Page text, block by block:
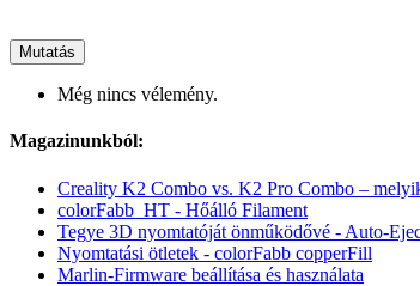
Mutatás
Még nincs vélemény.
Magazinunkból:
Creality K2 Combo vs. K2 Pro Combo –
colorFabb_HT - Hőálló Filament
Tegye 3D nyomtatóját önműködővé - Auto-
Nyomtatási ötletek - colorFabb copperFill
Marlin-Firmware beállítása és használata